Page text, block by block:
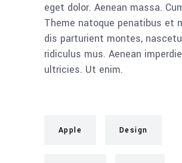
eget dolor. Aenean massa.
Theme natoque penatibus et
dis parturient montes,
ridiculus mus. Aenean
ultricies. Ut enim.
Apple Design